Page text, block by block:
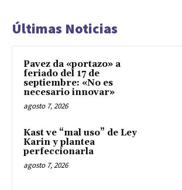
Últimas Noticias
Pavez da «portazo» a
feriado del 17 de
septiembre: «No es
necesario innovar»
agosto 7, 2026
Kast ve “mal uso” de Ley
Karin y plantea
perfeccionarla
agosto 7, 2026